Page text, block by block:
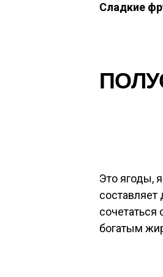
Сладкие
Это ягоды,
составляет
богатым